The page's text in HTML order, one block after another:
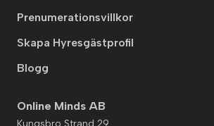
Prenumerationsvillkor
Skapa Hyresgästprofil
Blogg
Online Minds AB
Kungsbro Strand 29